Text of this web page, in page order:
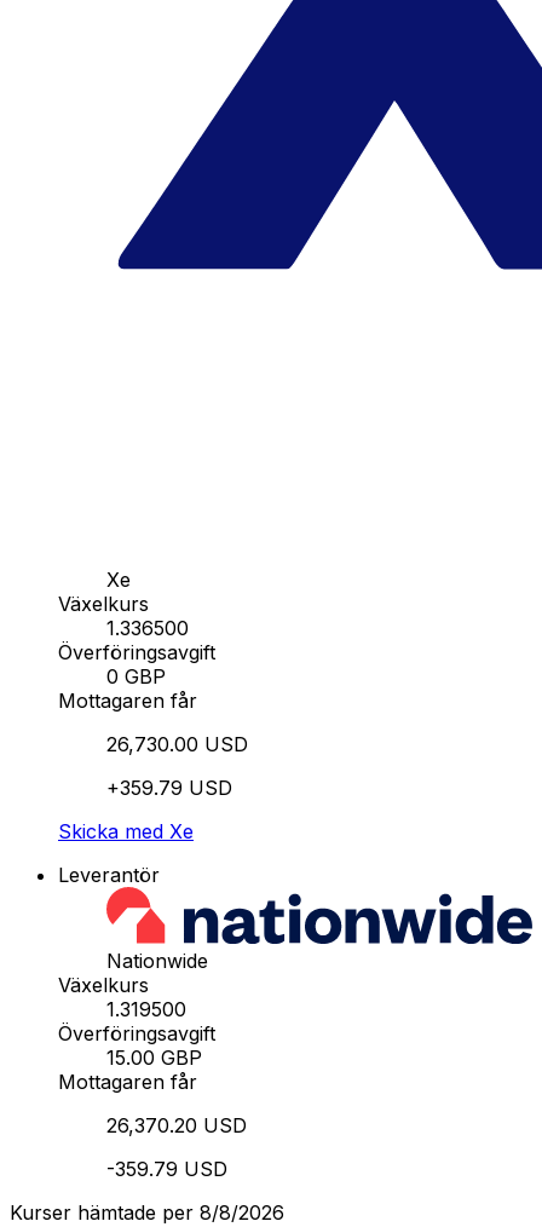
Xe
Växelkurs
1.336500
Överföringsavgift
0 GBP
Mottagaren får
26,730.00 USD
+359.79 USD
Skicka med Xe
Leverantör
Nationwide
Växelkurs
1.319500
Överföringsavgift
15.00 GBP
Mottagaren får
26,370.20 USD
-359.79 USD
Kurser hämtade per 8/8/2026